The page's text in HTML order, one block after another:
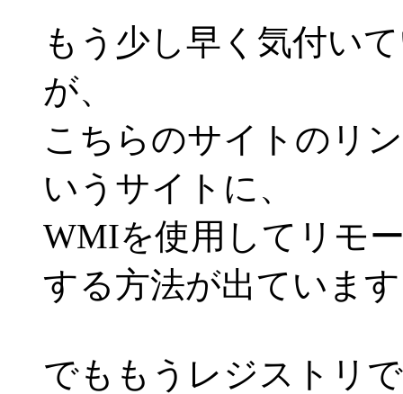
もう少し早く気付い
が、
こちらのサイトのリ
いうサイトに、
WMIを使用してリモ
する方法が出ていま
でももうレジストリ